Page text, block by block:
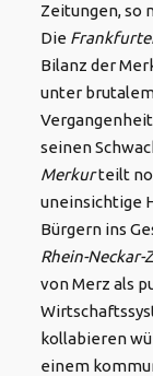
Zeitungen, so
Die
Bilanz der
unter
seinen
Merkurteilt
uneinsichtige
Bürgern ins
Rhein-Neckar-
von Merz als
kollabieren
einem